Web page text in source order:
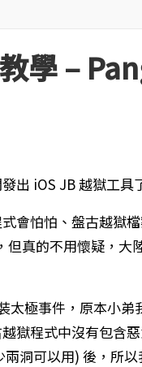
學 –
出 iOS JB 越獄工具
會怕怕、盤古越獄
真的不用懷疑，大
太極事件，原本小弟
獄程式中沒有包含
洞可以用) 後，所